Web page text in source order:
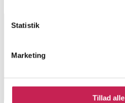
Statistik
Marketing
Tillad alle